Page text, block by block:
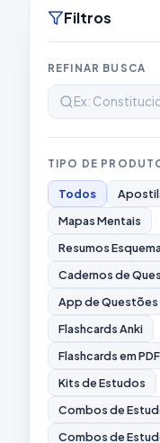
Filtros
REFINAR BUSCA
TIPO DE
Todos
Mapas Mentais
Resumos
Cadernos de
App de Questões
Flashcards Anki
Flashcards em PDF
Kits de Estudos
Combos de
Combos de